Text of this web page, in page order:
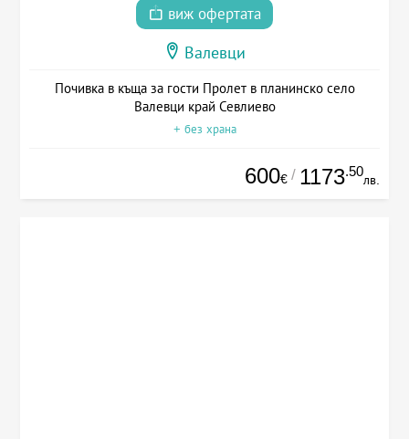
виж офертата
Валевци
Почивка в къща за гости Пролет в планинско село
Валевци край Севлиево
+ без храна
600€ / 1173.50
лв.